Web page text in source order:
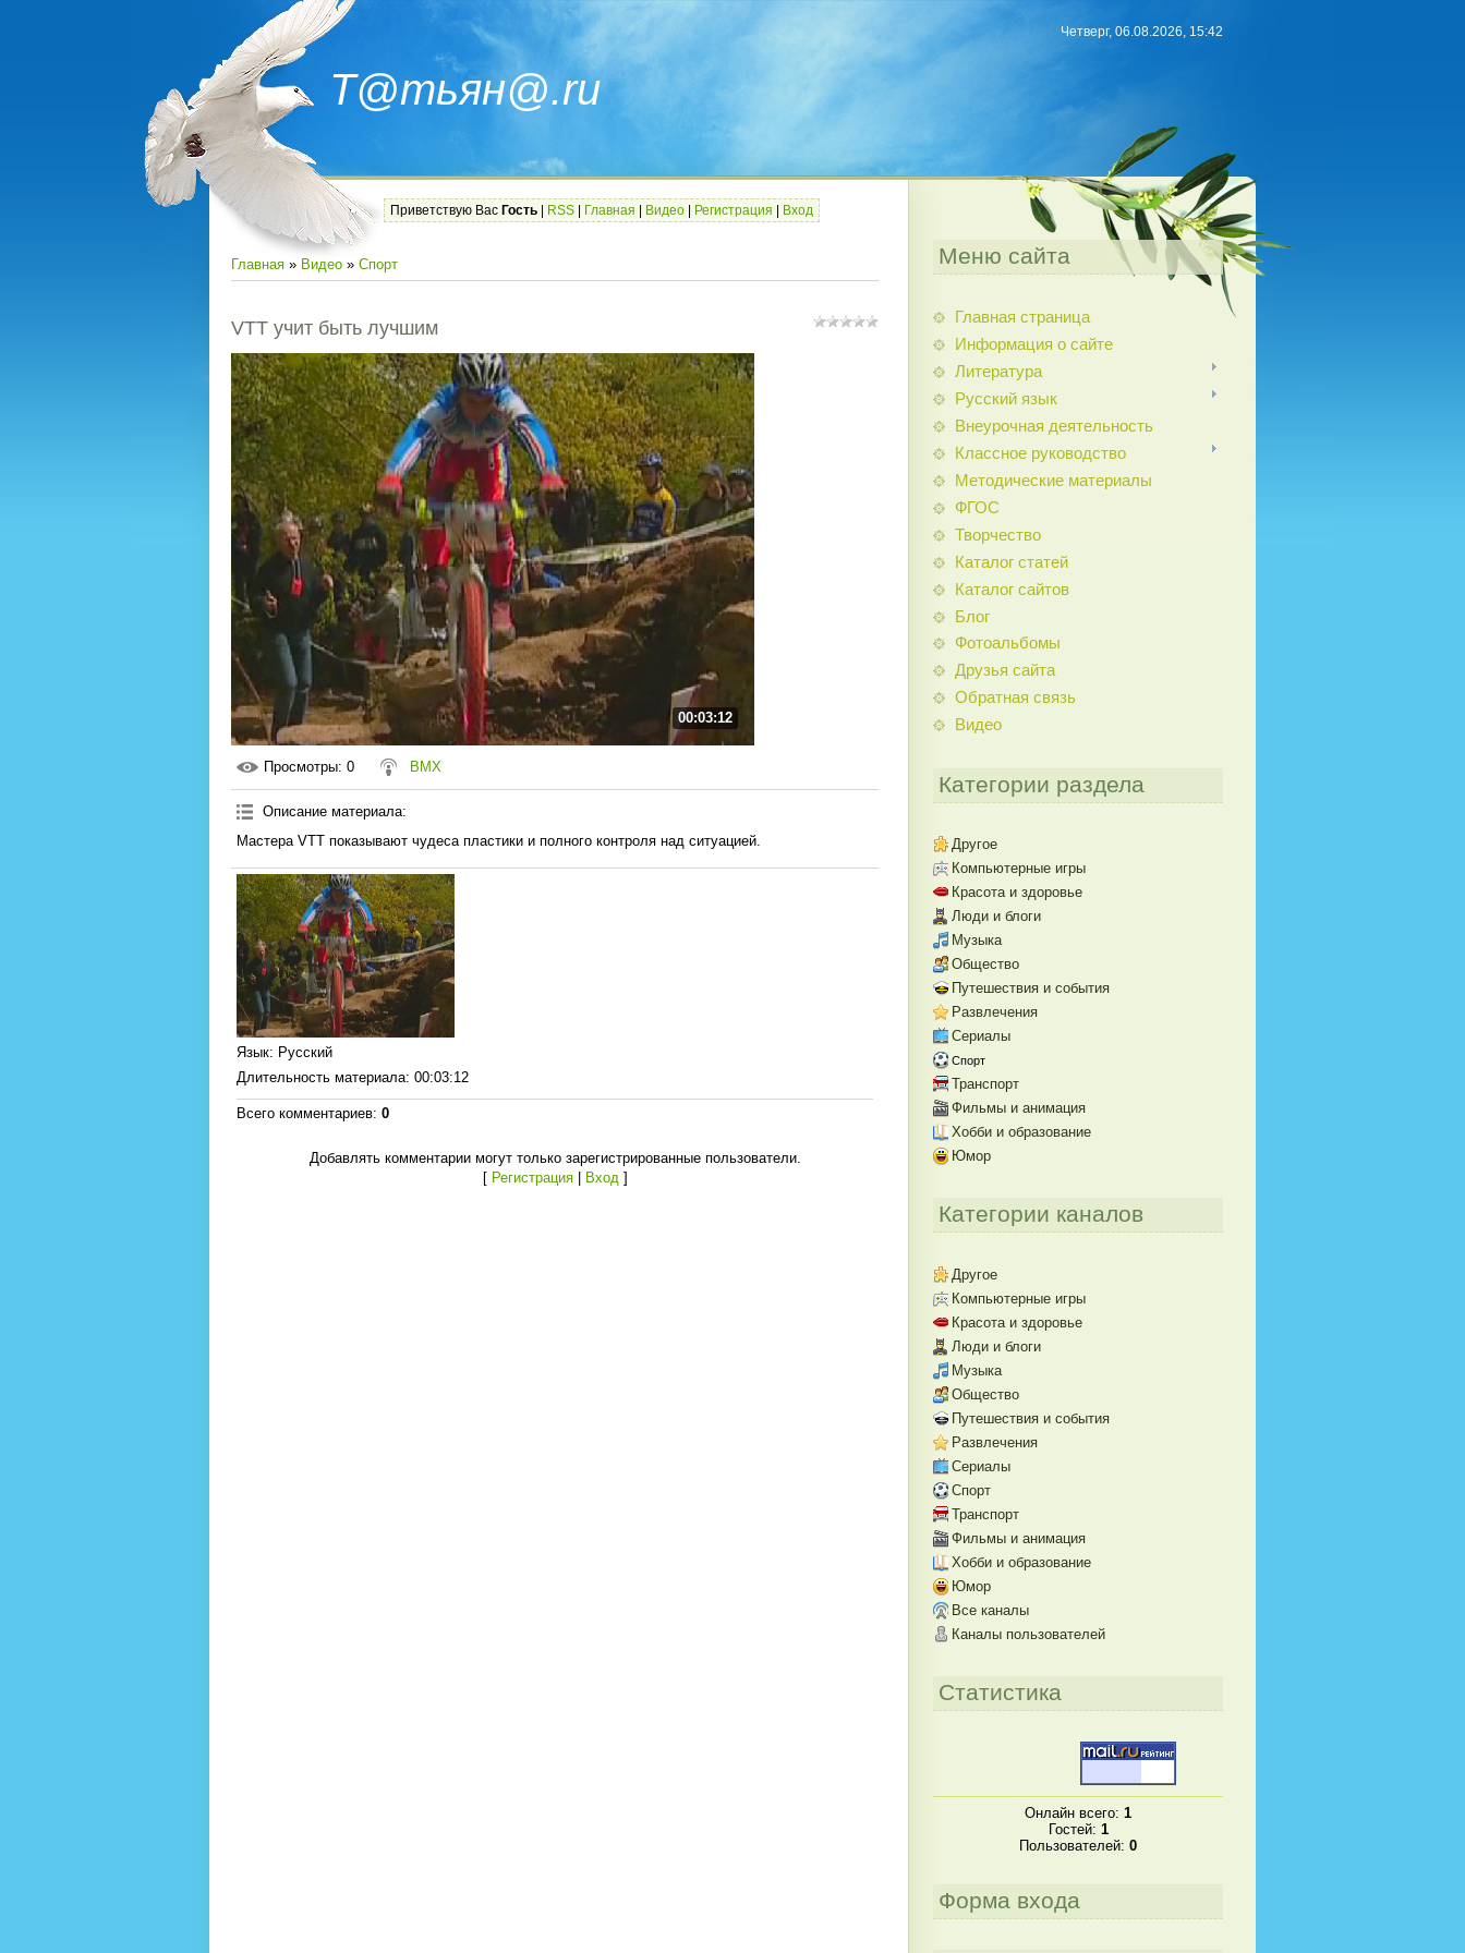
Т@тьян@.ru
Четверг, 06.08.2026, 15:42
Приветствую Вас Гость RSS Главная Видео Регистрация Вход
Главная » Видео » Спорт
VTT учит быть лучшим
00:03:12
Просмотры: 0 BMX
Описание материала:
Мастера VTT показывают чудеса пластики и полного контроля над ситуацией.
Язык: Русский
Длительность материала: 00:03:12
Всего комментариев: 0
Добавлять комментарии могут только зарегистрированные пользователи.
[ Регистрация| Вход]
Меню сайта
Главная страница
Информация о сайте
Литература
Русский язык
Внеурочная деятельность
Классное руководство
Методические материалы
ФГОС
Творчество
Каталог статей
Каталог сайтов
Блог
Фотоальбомы
Друзья сайта
Обратная связь
Видео
Категории раздела
Другое
Компьютерные игры
Красота и здоровье
Люди и блоги
Музыка
Общество
Путешествия и события
Развлечения
Сериалы
Спорт
Транспорт
Фильмы и анимация
Хобби и образование
Юмор
Категории каналов
Другое
Компьютерные игры
Красота и здоровье
Люди и блоги
Музыка
Общество
Путешествия и события
Развлечения
Сериалы
Спорт
Транспорт
Фильмы и анимация
Хобби и образование
Юмор
Все каналы
Каналы пользователей
Статистика
Онлайн всего: 1
Гостей: 1
Пользователей: 0
Форма входа